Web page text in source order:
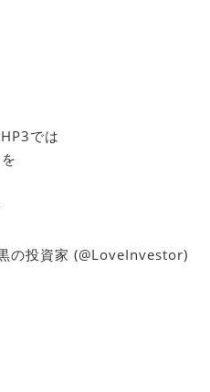
では
投資家 (@LoveInvestor)